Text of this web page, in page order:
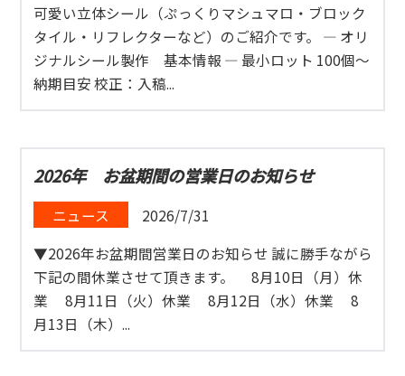
可愛い立体シール（ぷっくりマシュマロ・ブロック
タイル・リフレクターなど）のご紹介です。 ― オリ
ジナルシール製作 基本情報 ― 最小ロット 100個〜
納期目安 校正：入稿...
2026年 お盆期間の営業日のお知らせ
ニュース
2026/7/31
▼2026年お盆期間営業日のお知らせ 誠に勝手ながら
下記の間休業させて頂きます。 8月10日（月）休
業 8月11日（火）休業 8月12日（水）休業 8
月13日（木）...